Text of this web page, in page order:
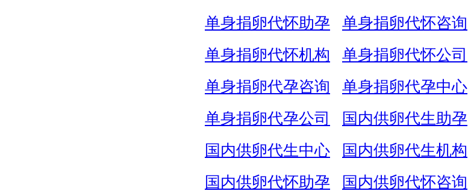
单身捐卵代怀助孕
单身捐卵代怀咨询
单身捐卵代怀机构
单身捐卵代怀公司
单身捐卵代孕咨询
单身捐卵代孕中心
单身捐卵代孕公司
国内供卵代生助孕
国内供卵代生中心
国内供卵代生机构
国内供卵代怀助孕
国内供卵代怀咨询